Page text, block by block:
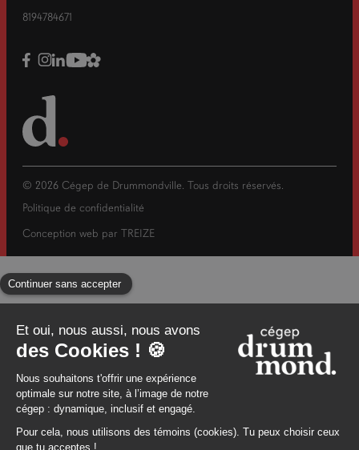
8194784671
© 2026 Cégep de Drummondville. Tous droits réservés.
Politique de confidentialité
Conception web par TREIZE